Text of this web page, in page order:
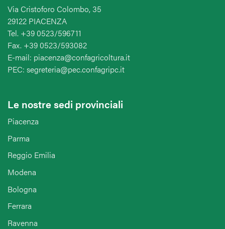
Via Cristoforo Colombo, 35
29122 PIACENZA
Tel. +39 0523/596711
Fax. +39 0523/593082
E-mail: piacenza@confagricoltura.it
PEC: segreteria@pec.confagripc.it
Le nostre sedi provinciali
Piacenza
Parma
Reggio Emilia
Modena
Bologna
Ferrara
Ravenna